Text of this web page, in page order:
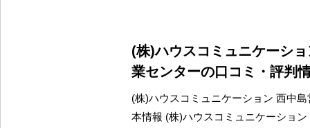
(株)ハウスコミュニケーシ
業センターの口コミ・評判
(株)ハウスコミュニケーション 西中
本情報 (株)ハウスコミュニケーション